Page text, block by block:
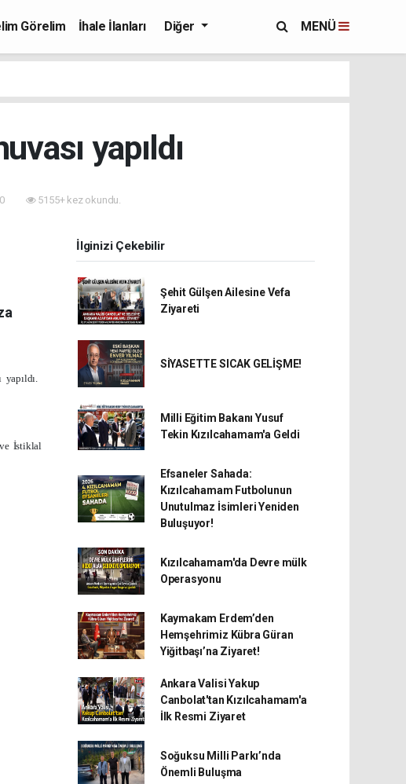
Görelim
İhale İlanları
Diğer MENÜ
yapıldı
5155+ kez okundu.
ve İstiklal
İlginizi Çekebilir
Şehit Gülşen Ailesine Vefa
Ziyareti
SİYASETTE SICAK GELİŞME!
Milli Eğitim Bakanı Yusuf
Tekin Kızılcahamam'a Geldi
Efsaneler Sahada:
Kızılcahamam Futbolunun
Unutulmaz İsimleri Yeniden
Buluşuyor!
Kızılcahamam'da Devre mülk
Operasyonu
Kaymakam Erdem’den
Hemşehrimiz Kübra Güran
Yiğitbaşı’na Ziyaret!
Ankara Valisi Yakup
Canbolat'tan Kızılcahamam'a
İlk Resmi Ziyaret
Soğuksu Milli Parkı’nda
Önemli Buluşma